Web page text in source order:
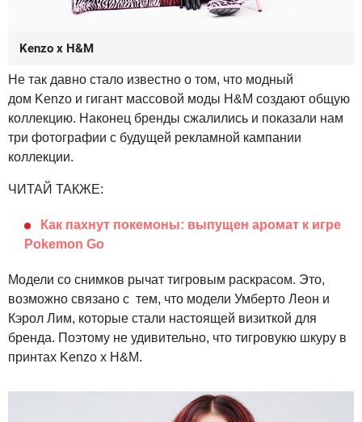
Kenzo x H&M
Не так давно стало известно о том, что модный
дом Kenzo и гигант массовой моды H&M создают общую
коллекцию. Наконец бренды сжалились и показали нам
три фотографии с будущей рекламной кампании
коллекции.
ЧИТАЙ ТАКЖЕ:
Как пахнут покемоны: выпущен аромат к игре
Pokemon Go
Модели со снимков рычат тигровым раскрасом. Это,
возможно связано с тем, что модели Умберто Леон и
Кэрол Лим, которые стали настоящей визиткой для
бренда. Поэтому не удивительно, что тигровукю шкуру в
принтах Kenzo x H&M.